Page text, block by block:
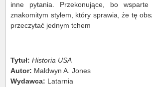
inne pytania. Przekonujące, bo
znakomitym stylem, który sprawia, że tę
przeczytać jednym tchem
Tytuł: Historia USA
Autor: Maldwyn A. Jones
Wydawca: Latarnia